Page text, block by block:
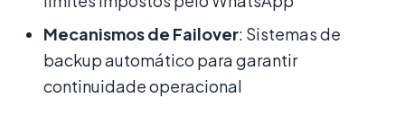
Mecanismos de Failover: Sistemas de
backup automático para garantir
continuidade operacional